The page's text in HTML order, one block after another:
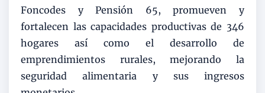
Foncodes y Pensión 65, promueven y
fortalecen las capacidades productivas de 346
hogares así como el desarrollo de
emprendimientos rurales, mejorando la
seguridad alimentaria y sus ingresos